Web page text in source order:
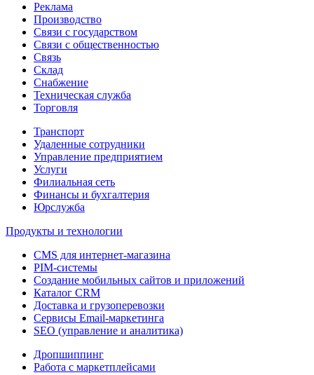
Реклама
Производство
Связи с государством
Связи с общественностью
Связь
Склад
Снабжение
Техническая служба
Торговля
Транспорт
Удаленные сотрудники
Управление предприятием
Услуги
Филиальная сеть
Финансы и бухгалтерия
Юрслужба
Продукты и технологии
CMS для интернет-магазина
PIM-системы
Создание мобильных сайтов и приложений
Каталог CRM
Доставка и грузоперевозки
Сервисы Email-маркетинга
SEO (управление и аналитика)
Дропшиппинг
Работа с маркетплейсами